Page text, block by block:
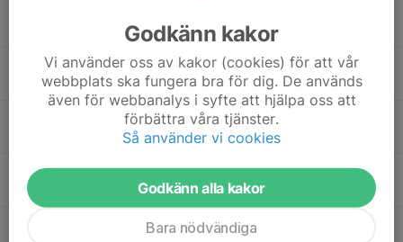
Tor
Godkänn kakor
Vi använder oss av kakor (cookies) för att vår
webbplats ska fungera bra för dig. De används
även för webbanalys i syfte att hjälpa oss att
förbättra våra tjänster.
Så använder vi cookies
Godkänn alla kakor
Bara nödvändiga